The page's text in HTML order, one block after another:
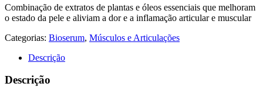
Combinação de extratos de plantas e óleos essenciais que melhoram
o estado da pele e aliviam a dor e a inflamação articular e muscular
Categorias: Bioserum, Músculos e Articulações
Descrição
Descrição